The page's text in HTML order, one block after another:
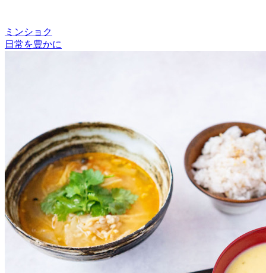
ミンショク
日常を豊かに